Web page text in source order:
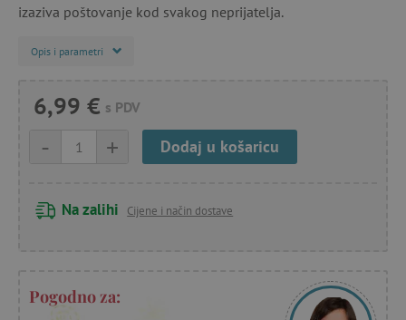
izaziva poštovanje kod svakog neprijatelja.
Opis i parametri
6,99 € s PDV
+
- Dodaj u košaricu
Na zalihi Cijene i način dostave
Pogodno za: